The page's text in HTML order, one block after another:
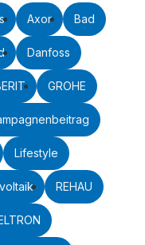
Axor Bad
Danfoss
GROHE
Lifestyle
REHAU